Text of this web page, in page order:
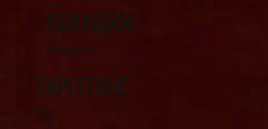
ЛОКАЦИЯ
Украина
ТАРГЕТИНГ
35+